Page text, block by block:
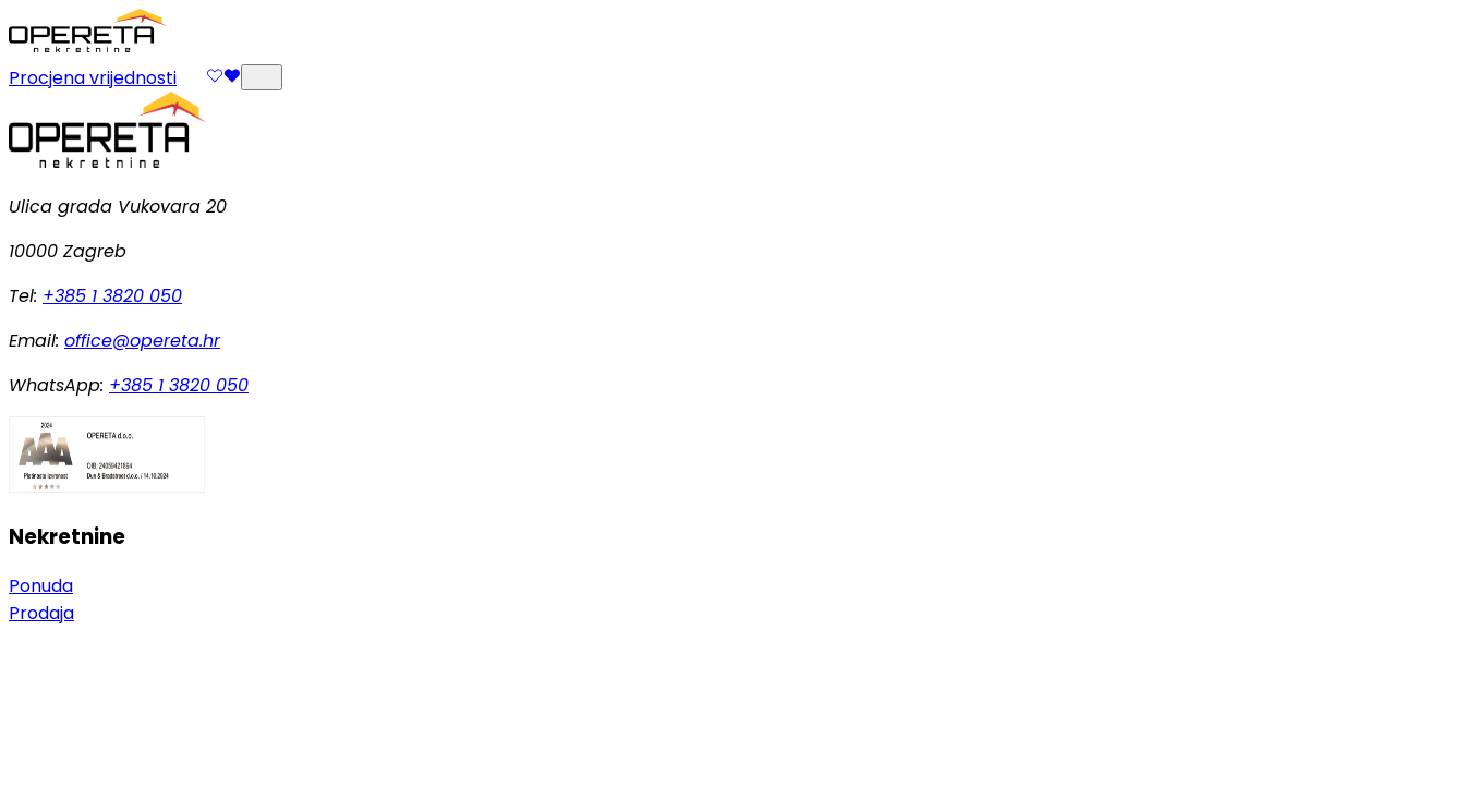
Procjena vrijednosti
Ulica grada Vukovara 20
10000 Zagreb
Tel: +385 1 3820 050
Email: office@opereta.hr
WhatsApp: +385 1 3820 050
Nekretnine
Ponuda
Prodaja